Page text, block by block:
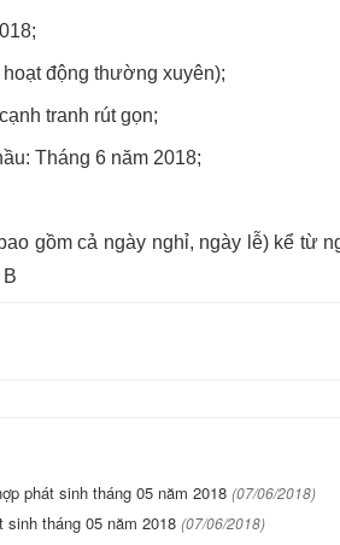
động thường xuyên);
tranh rút gọn;
Tháng 6 năm 2018;
gồm cả ngày nghỉ, ngày lễ) kể từ
phát sinh tháng 05 năm 2018 (07/06/2018)
sinh tháng 05 năm 2018 (07/06/2018)